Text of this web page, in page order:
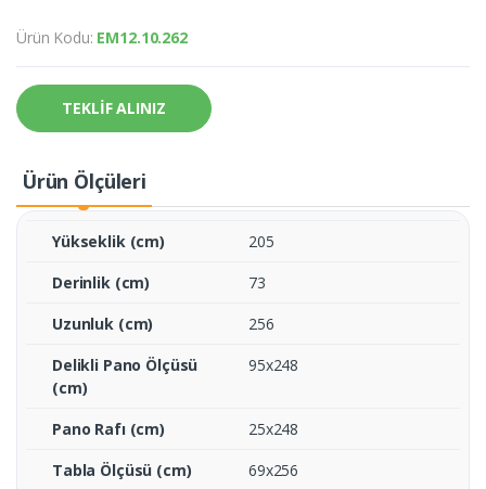
Ürün Kodu: EM12.10.262
TEKLİF ALINIZ
Ürün Ölçüleri
Yükseklik (cm)
205
Derinlik (cm)
73
Uzunluk (cm)
256
Delikli Pano Ölçüsü
(cm)
95x248
Pano Rafı (cm)
25x248
Tabla Ölçüsü (cm)
69x256